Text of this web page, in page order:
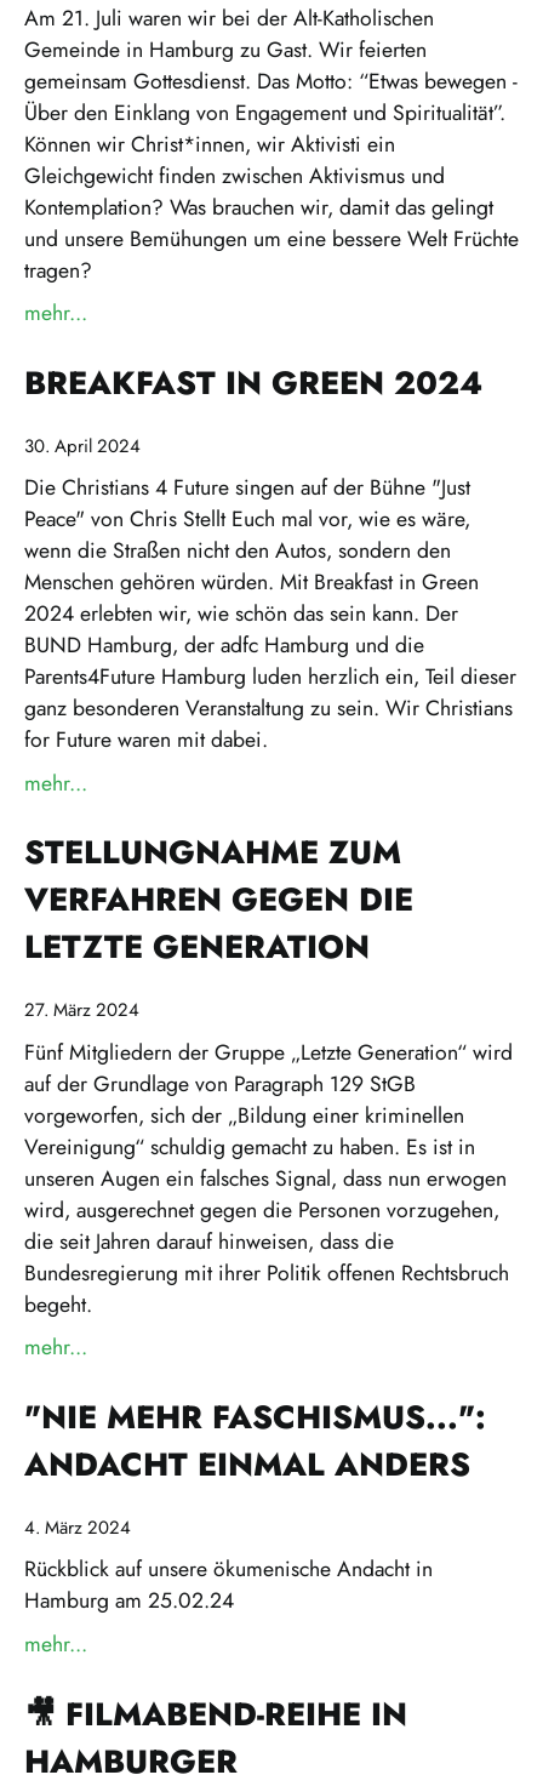
Am 21. Juli waren wir bei der Alt-Katholischen
Gemeinde in Hamburg zu Gast. Wir feierten
gemeinsam Gottesdienst. Das Motto: “Etwas bewegen -
Über den Einklang von Engagement und Spiritualität”.
Können wir Christ*innen, wir Aktivisti ein
Gleichgewicht finden zwischen Aktivismus und
Kontemplation? Was brauchen wir, damit das gelingt
und unsere Bemühungen um eine bessere Welt Früchte
tragen?
mehr...
BREAKFAST IN GREEN 2024
30. April 2024
Die Christians 4 Future singen auf der Bühne "Just
Peace" von Chris Stellt Euch mal vor, wie es wäre,
wenn die Straßen nicht den Autos, sondern den
Menschen gehören würden. Mit Breakfast in Green
2024 erlebten wir, wie schön das sein kann. Der
BUND Hamburg, der adfc Hamburg und die
Parents4Future Hamburg luden herzlich ein, Teil dieser
ganz besonderen Veranstaltung zu sein. Wir Christians
for Future waren mit dabei.
mehr...
STELLUNGNAHME ZUM
VERFAHREN GEGEN DIE
LETZTE GENERATION
27. März 2024
Fünf Mitgliedern der Gruppe „Letzte Generation“ wird
auf der Grundlage von Paragraph 129 StGB
vorgeworfen, sich der „Bildung einer kriminellen
Vereinigung“ schuldig gemacht zu haben. Es ist in
unseren Augen ein falsches Signal, dass nun erwogen
wird, ausgerechnet gegen die Personen vorzugehen,
die seit Jahren darauf hinweisen, dass die
Bundesregierung mit ihrer Politik offenen Rechtsbruch
begeht.
mehr...
"NIE MEHR FASCHISMUS...":
ANDACHT EINMAL ANDERS
4. März 2024
Rückblick auf unsere ökumenische Andacht in
Hamburg am 25.02.24
mehr...
🎥 FILMABEND-REIHE IN
HAMBURGER